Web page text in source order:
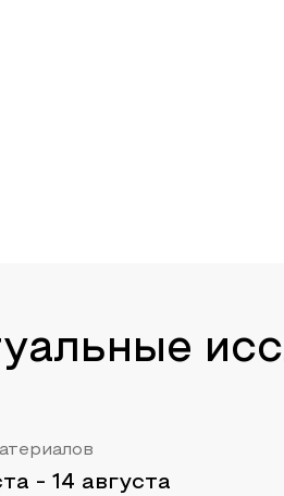
- 14 августа